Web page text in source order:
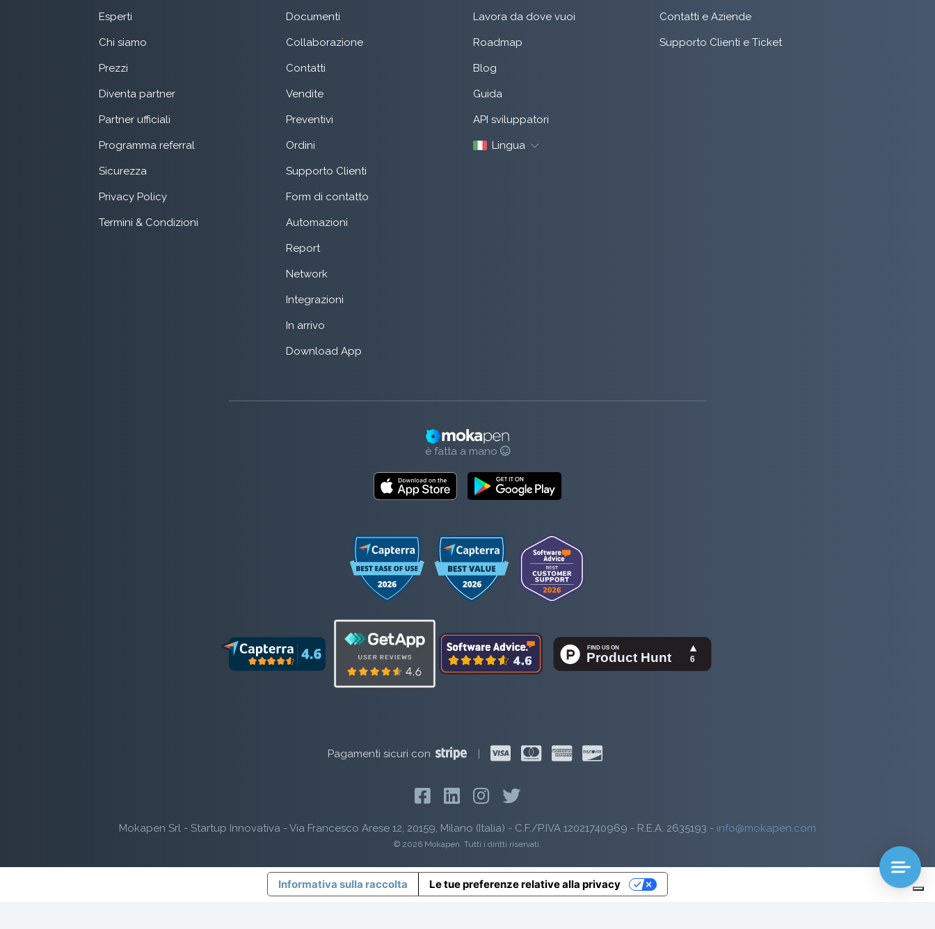
Esperti
Chi siamo
Prezzi
Diventa partner
Partner ufficiali
Programma referral
Sicurezza
Privacy Policy
Termini & Condizioni
Documenti
Collaborazione
Contatti
Vendite
Preventivi
Ordini
Supporto Clienti
Form di contatto
Automazioni
Report
Network
Integrazioni
In arrivo
Download App
Lavora da dove vuoi
Roadmap
Blog
Guida
API sviluppatori
Lingua
Contatti e Aziende
Supporto Clienti e Ticket
è fatta a mano
Pagamenti sicuri con |
Mokapen Srl - Startup Innovativa - Via Francesco Arese 12, 20159, Milano (Italia) - C.F./P.IVA 12021740969 - R.E.A. 2635193 - info@mokapen.com
© 2026 Mokapen. Tutti i diritti riservati.
Informativa sulla raccolta Le tue preferenze relative alla privacy